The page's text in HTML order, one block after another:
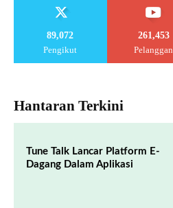
89,072
Pengikut
261,453
Pelanggan
Hantaran Terkini
Tune Talk Lancar Platform E-
Dagang Dalam Aplikasi